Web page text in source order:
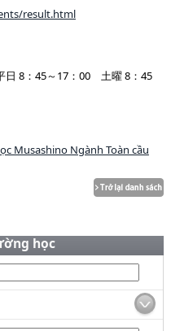
result.html
日 8：45～17：00 土曜 8：45
Musashino Ngành Toàn cầu
học